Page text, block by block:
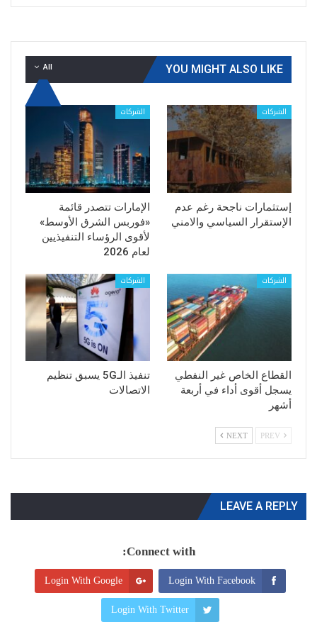
All YOU MIGHT ALSO LIKE
الشركات
إستثمارات ناجحة رغم عدم
الإستقرار السياسي والامني
الشركات
الإمارات تتصدر قائمة
«فوربس الشرق الأوسط»
لأقوى الرؤساء التنفيذيين
لعام 2026
الشركات
القطاع الخاص غير النفطي
يسجل أقوى أداء في أربعة
أشهر
الشركات
تنفيذ الـ5G يسبق تنظيم
الاتصالات
NEXT
LEAVE A REPLY
Connect with:
Login With Facebook
Login With Google
Login With Twitter